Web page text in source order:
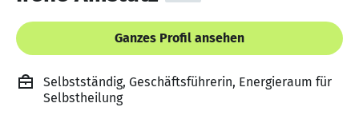
Ganzes Profil ansehen
Selbstständig, Geschäftsführerin, Energieraum für
Selbstheilung